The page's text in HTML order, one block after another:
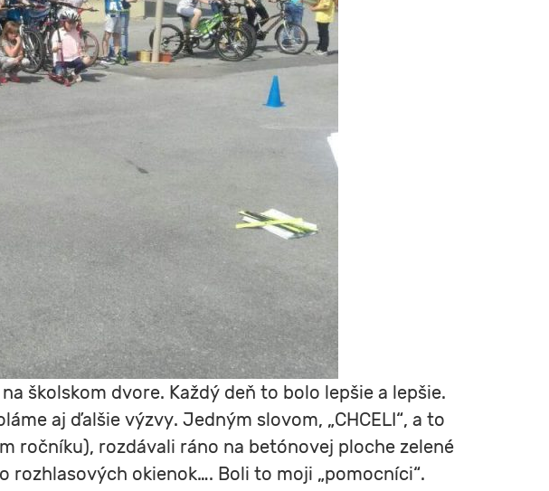
školskom dvore. Každý deň to bolo lepšie a lepšie.
aj ďalšie výzvy. Jedným slovom, „CHCELI“, a to
ročníku), rozdávali ráno na betónovej ploche zelené
okienok…. Boli to moji „pomocníci“.